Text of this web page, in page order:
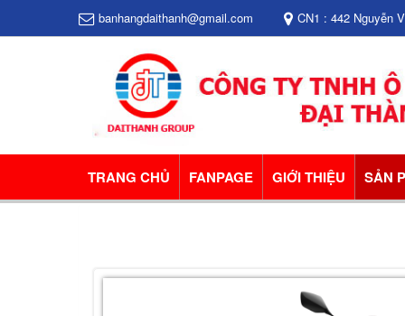
banhangdaithanh@gmail.com CN1 : 442 Nguyễn
TRANG CHỦ FANPAGE GIỚI THIỆU SẢN